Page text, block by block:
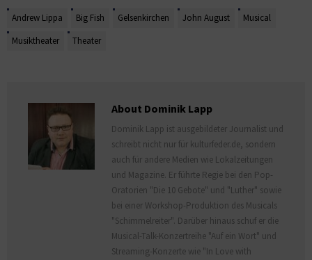
Andrew Lippa Big Fish Gelsenkirchen John August
Musical
Musiktheater
Theater
About Dominik Lapp
Dominik Lapp ist ausgebildeter Journalist und
schreibt nicht nur für kulturfeder.de, sondern
auch für andere Medien wie Lokalzeitungen
und Magazine. Er führte Regie bei den Pop-
Oratorien "Die 10 Gebote" und "Luther" sowie
bei einer Workshop-Produktion des Musicals
"Schimmelreiter". Darüber hinaus schuf er die
Musical-Talk-Konzertreihe "Auf ein Wort" und
Streaming-Konzerte wie "In Love with